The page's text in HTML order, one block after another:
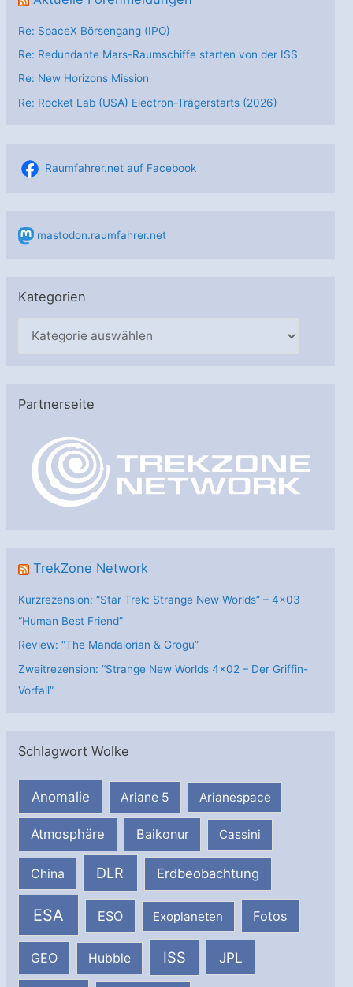
Re: SpaceX Börsengang (IPO)
Re: Redundante Mars-Raumschiffe starten von der ISS
Re: New Horizons Mission
Re: Rocket Lab (USA) Electron-Trägerstarts (2026)
Raumfahrer.net auf Facebook
mastodon.raumfahrer.net
Kategorien
g
Partnerseite
TrekZone Network
Kurzrezension: “Star Trek: Strange New Worlds” – 4×03
“Human Best Friend”
Review: “The Mandalorian & Grogu”
Zweitrezension: “Strange New Worlds 4×02 – Der Griffin-
Vorfall”
Schlagwort Wolke
Anomalie Ariane 5 Arianespace
Atmosphäre Baikonur Cassini
China DLR Erdbeobachtung
ESA ESO Exoplaneten Fotos
GEO Hubble ISS JPL